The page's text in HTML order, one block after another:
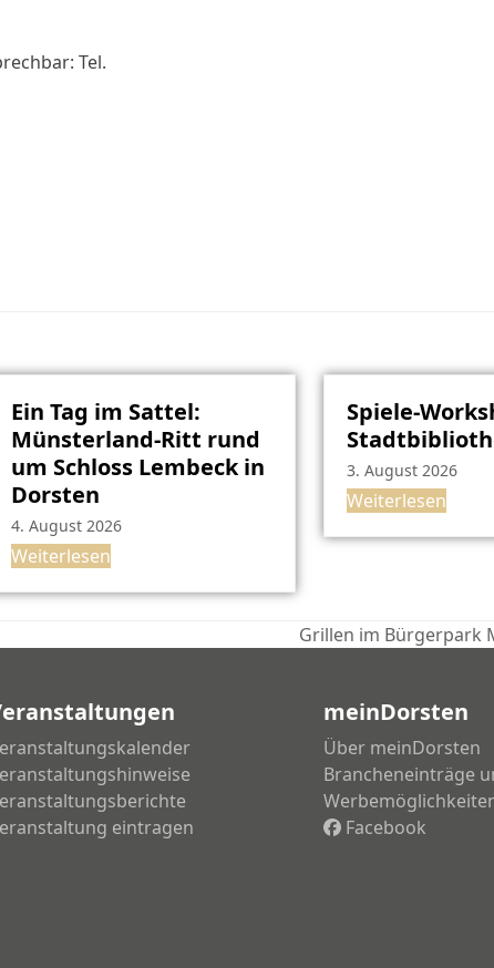
Tel.
Ein Tag im Sattel:
Münsterland-Ritt rund
um Schloss Lembeck in
Dorsten
4. August 2026
Weiterlesen
Spiele-
3. August 2026
Weiterlesen
Nächster
Grillen im Bürgerpark
eintragen
meinDorsten
Über meinDorsten
Brancheneinträge
Facebook